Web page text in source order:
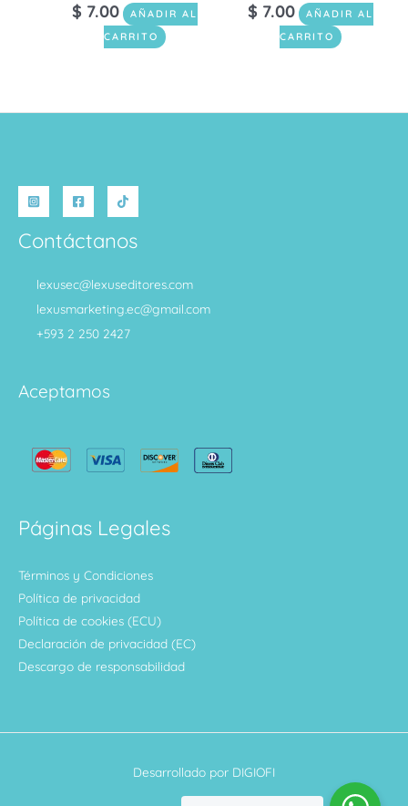
$ 7.00
AÑADIR AL
CARRITO
$ 7.00
AÑADIR AL
CARRITO
Contáctanos
lexusec@lexuseditores.com
lexusmarketing.ec@gmail.com
+593 2 250 2427
Aceptamos
Páginas Legales
Términos y Condiciones
Política de privacidad
Política de cookies (ECU)
Declaración de privacidad (EC)
Descargo de responsabilidad
Desarrollado por DIGIOFI